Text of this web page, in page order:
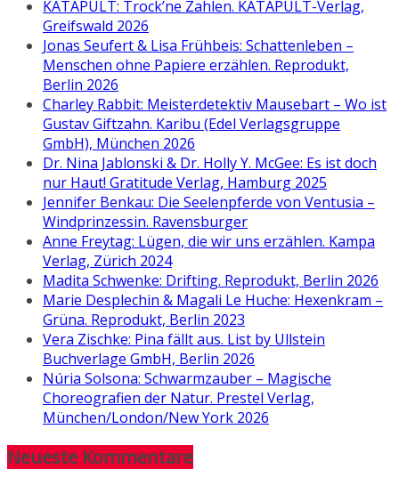
KATAPULT: Trock’ne Zahlen. KATAPULT-Verlag,
Greifswald 2026
Jonas Seufert & Lisa Frühbeis: Schattenleben –
Menschen ohne Papiere erzählen. Reprodukt,
Berlin 2026
Charley Rabbit: Meisterdetektiv Mausebart – Wo ist
Gustav Giftzahn. Karibu (Edel Verlagsgruppe
GmbH), München 2026
Dr. Nina Jablonski & Dr. Holly Y. McGee: Es ist doch
nur Haut! Gratitude Verlag, Hamburg 2025
Jennifer Benkau: Die Seelenpferde von Ventusia –
Windprinzessin. Ravensburger
Anne Freytag: Lügen, die wir uns erzählen. Kampa
Verlag, Zürich 2024
Madita Schwenke: Drifting. Reprodukt, Berlin 2026
Marie Desplechin & Magali Le Huche: Hexenkram –
Grüna. Reprodukt, Berlin 2023
Vera Zischke: Pina fällt aus. List by Ullstein
Buchverlage GmbH, Berlin 2026
Núria Solsona: Schwarmzauber – Magische
Choreografien der Natur. Prestel Verlag,
München/London/New York 2026
Neueste Kommentare